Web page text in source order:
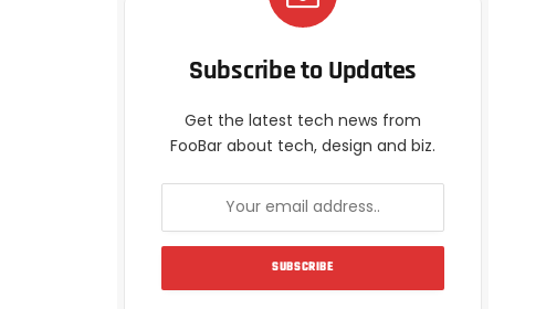
Subscribe to Updates
Get the latest tech news from
FooBar about tech, design and biz.